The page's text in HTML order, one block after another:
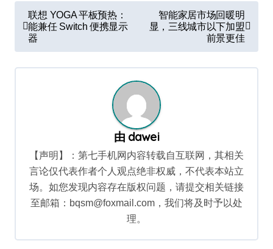
文
章
导
航
联想 YOGA 平板预热：
能兼任 Switch 便携显示
器
智能家居市场回暖明
显，三线城市以下加盟
前景更佳
由 dawei
【声明】：第七手机网内容转载自互联网，其相关
言论仅代表作者个人观点绝非权威，不代表本站立
场。如您发现内容存在版权问题，请提交相关链接
至邮箱：bqsm@foxmail.com，我们将及时予以处
理。